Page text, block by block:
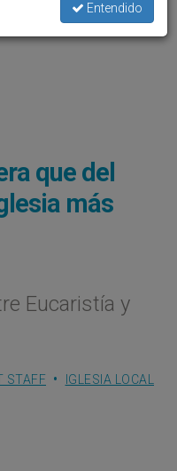
que del
más
Eucaristía y
STAFF IGLESIA LOCAL
Entendido